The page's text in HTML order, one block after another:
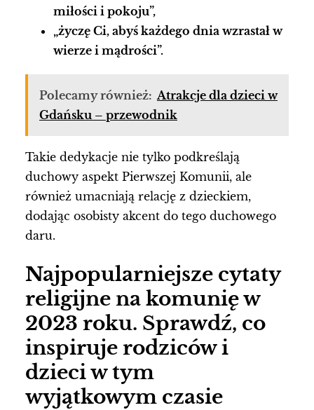
miłości i pokoju”,
„życzę Ci, abyś każdego dnia wzrastał w
wierze i mądrości”.
Polecamy również: Atrakcje dla dzieci w
Gdańsku – przewodnik
Takie dedykacje nie tylko podkreślają
duchowy aspekt Pierwszej Komunii, ale
również umacniają relację z dzieckiem,
dodając osobisty akcent do tego duchowego
daru.
Najpopularniejsze cytaty
religijne na komunię w
2023 roku. Sprawdź, co
inspiruje rodziców i
dzieci w tym
wyjątkowym czasie